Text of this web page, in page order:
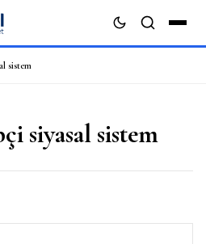
sistem
siyasal sistem